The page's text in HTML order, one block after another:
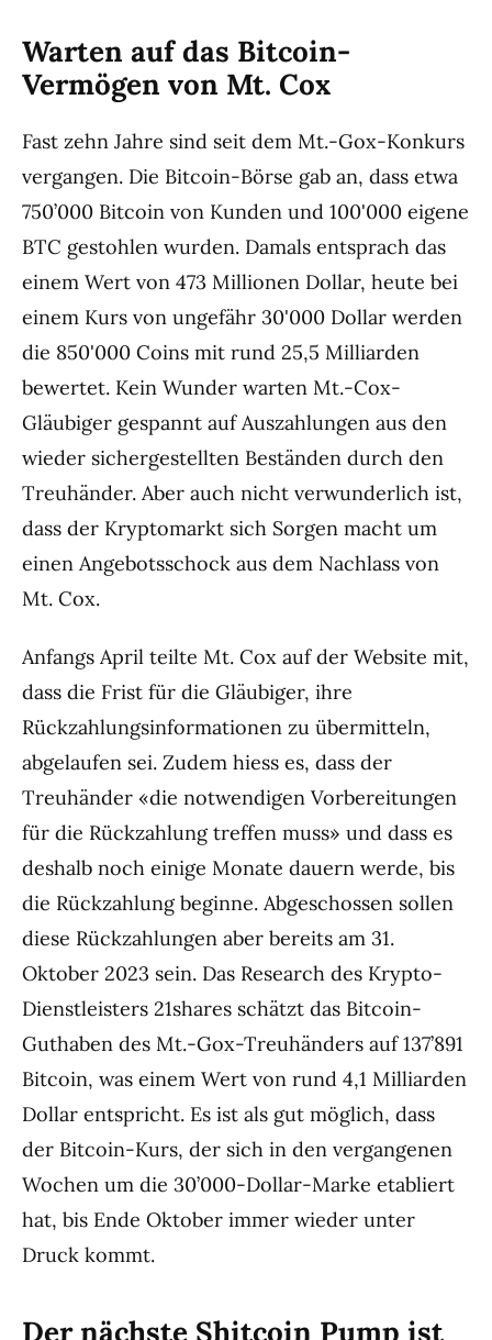
Warten auf das Bitcoin-
Vermögen von Mt. Cox
Fast zehn Jahre sind seit dem Mt.-Gox-Konkurs
vergangen. Die Bitcoin-Börse gab an, dass etwa
750’000 Bitcoin von Kunden und 100'000 eigene
BTC gestohlen wurden. Damals entsprach das
einem Wert von 473 Millionen Dollar, heute bei
einem Kurs von ungefähr 30'000 Dollar werden
die 850'000 Coins mit rund 25,5 Milliarden
bewertet. Kein Wunder warten Mt.-Cox-
Gläubiger gespannt auf Auszahlungen aus den
wieder sichergestellten Beständen durch den
Treuhänder. Aber auch nicht verwunderlich ist,
dass der Kryptomarkt sich Sorgen macht um
einen Angebotsschock aus dem Nachlass von
Mt. Cox.
Anfangs April teilte Mt. Cox auf der Website mit,
dass die Frist für die Gläubiger, ihre
Rückzahlungsinformationen zu übermitteln,
abgelaufen sei. Zudem hiess es, dass der
Treuhänder «die notwendigen Vorbereitungen
für die Rückzahlung treffen muss» und dass es
deshalb noch einige Monate dauern werde, bis
die Rückzahlung beginne. Abgeschossen sollen
diese Rückzahlungen aber bereits am 31.
Oktober 2023 sein. Das Research des Krypto-
Dienstleisters 21shares schätzt das Bitcoin-
Guthaben des Mt.-Gox-Treuhänders auf 137’891
Bitcoin, was einem Wert von rund 4,1 Milliarden
Dollar entspricht. Es ist als gut möglich, dass
der Bitcoin-Kurs, der sich in den vergangenen
Wochen um die 30’000-Dollar-Marke etabliert
hat, bis Ende Oktober immer wieder unter
Druck kommt.
Der nächste Shitcoin Pump ist